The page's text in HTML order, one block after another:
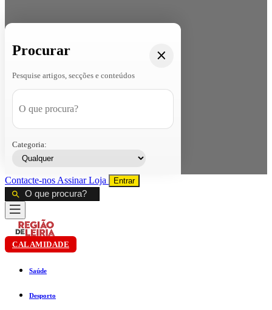
Procurar
Pesquise artigos, secções e conteúdos
Categoria:
Contacte-nos AssinarLoja Entrar
CALAMIDADE
Saúde
Desporto